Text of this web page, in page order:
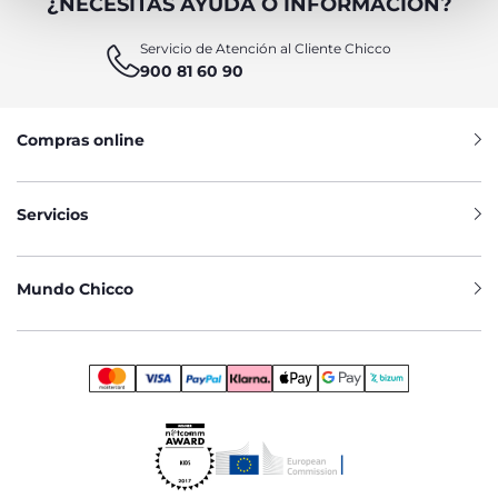
Servicio de Atención al Cliente Chicco
900 81 60 90
Compras online
Servicios
Mundo Chicco